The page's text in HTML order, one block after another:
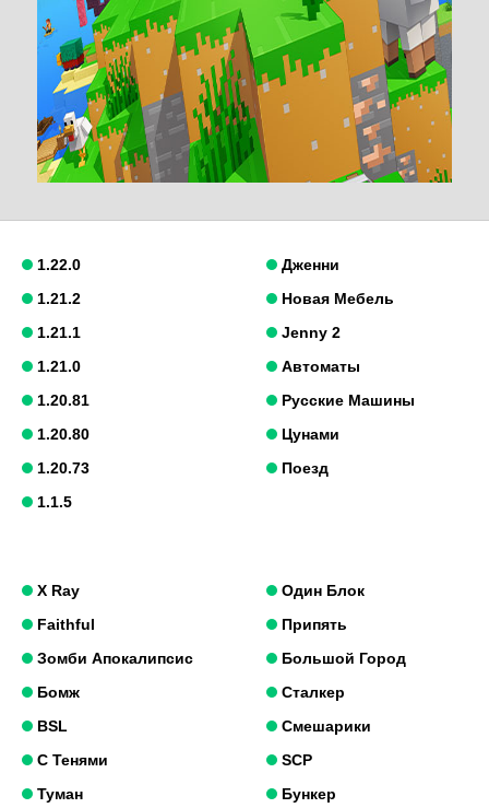
1.22.0
1.21.2
1.21.1
1.21.0
1.20.81
1.20.80
1.20.73
1.1.5
Дженни
Новая Мебель
Jenny 2
Автоматы
Русские Машины
Цунами
Поезд
X Ray
Faithful
Зомби Апокалипсис
Бомж
BSL
С Тенями
Туман
Один Блок
Припять
Большой Город
Сталкер
Смешарики
SCP
Бункер